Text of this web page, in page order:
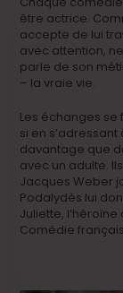
être actrice.
accepte de lui
avec attention,
parle de son
– la vraie vie.
Les échanges
si en
davantage que
avec un adulte.
Jacques Weber
Podalydès lui
Juliette,
Comédie